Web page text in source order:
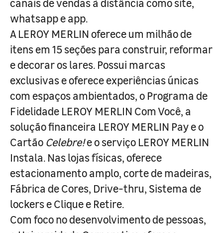
whatsapp e app.
A LEROY MERLIN oferece um milhão de
itens em 15 seções para construir, reformar
e decorar os lares. Possui marcas
exclusivas e oferece experiências únicas
com espaços ambientados, o Programa de
Fidelidade LEROY MERLIN Com Você, a
solução financeira LEROY MERLIN Pay e o
Cartão Celebre!e o serviço LEROY MERLIN
Instala. Nas lojas físicas, oferece
estacionamento amplo, corte de madeiras,
Fábrica de Cores, Drive-thru, Sistema de
lockers e Clique e Retire.
Com foco no desenvolvimento de pessoas,